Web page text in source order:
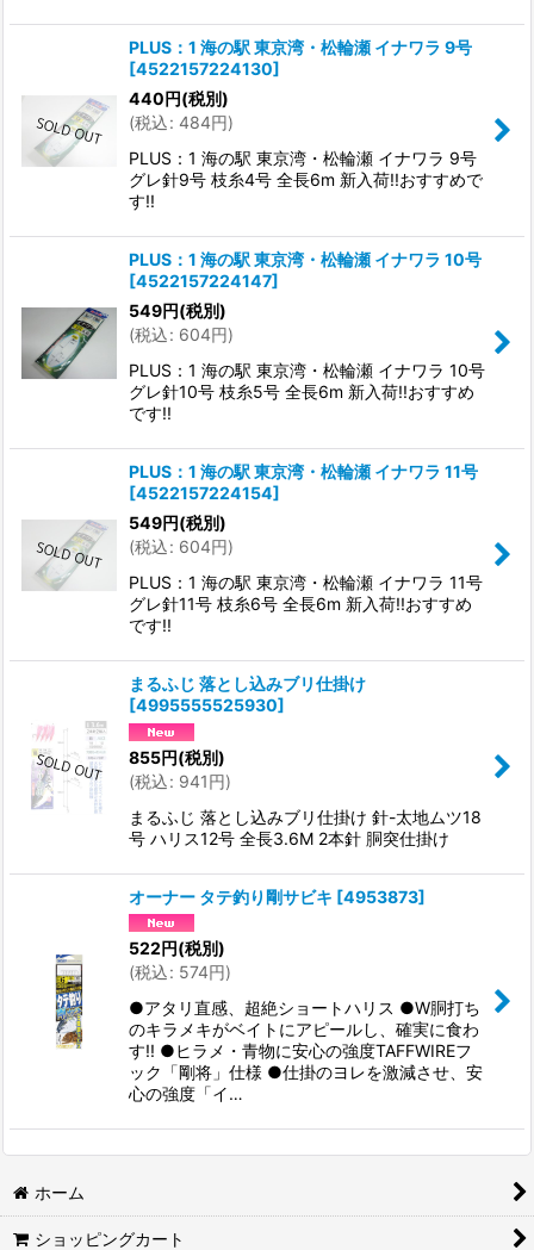
PLUS：1 海の駅 東京湾・松輪瀬 イナワラ 9号
[4522157224130]
440円(税別)
(税込: 484円)
PLUS：1 海の駅 東京湾・松輪瀬 イナワラ 9号
グレ針9号 枝糸4号 全長6m 新入荷!!おすすめで
す!!
PLUS：1 海の駅 東京湾・松輪瀬 イナワラ 10号
[4522157224147]
549円(税別)
(税込: 604円)
PLUS：1 海の駅 東京湾・松輪瀬 イナワラ 10号
グレ針10号 枝糸5号 全長6m 新入荷!!おすすめ
です!!
PLUS：1 海の駅 東京湾・松輪瀬 イナワラ 11号
[4522157224154]
549円(税別)
(税込: 604円)
PLUS：1 海の駅 東京湾・松輪瀬 イナワラ 11号
グレ針11号 枝糸6号 全長6m 新入荷!!おすすめ
です!!
まるふじ 落とし込みブリ仕掛け
[4995555525930]
855円(税別)
(税込: 941円)
まるふじ 落とし込みブリ仕掛け 針-太地ムツ18
号 ハリス12号 全長3.6M 2本針 胴突仕掛け
オーナー タテ釣り剛サビキ [4953873]
522円(税別)
(税込: 574円)
●アタリ直感、超絶ショートハリス ●W胴打ち
のキラメキがベイトにアピールし、確実に食わ
す!! ●ヒラメ・青物に安心の強度TAFFWIREフ
ック「剛将」仕様 ●仕掛のヨレを激減させ、安
心の強度「イ…
ホーム
ショッピングカート